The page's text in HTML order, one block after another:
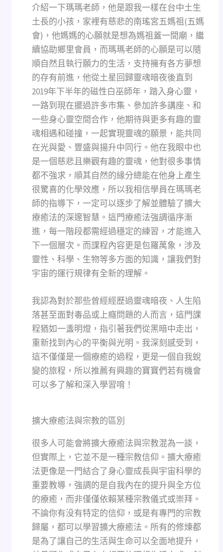
介紹一下瑪瑪老師，他是跟我一樣在台中土生
土長的小孩，家裡有慈悲的南瑤宮五媽祖(五媽
會)，他媽媽的心願就是想為媽祖蓋一間廟，繼
續協助鄉里會員，而瑪瑪老師的心願是可以隨
順自然且執行願力的生活，支持擁有各方夢想
的存有前進，他從土星回歸靈魂暗夜後直到
2019年下半年的磁性白巫師年，踏入身心靈，
一路到現在擺過許多市集、參加許多講座、和
一些身心靈空間合作，他期待與更多有趣的靈
魂相遇和碰撞，一起實現靈魂的願景，能共同
在光與愛、豐盛與揚升中同行。他在我眼中也
是一個慈悲且樂觀有趣的靈魂，他對很多事情
都不強求，順其自然的緣分總能在他身上產生
很驚喜的化學效應，所以我相信學員在瑪瑪老
師的指導下，一定可以逐步了解並體驗了擴大
療癒法的深邃智慧。這門療癒法強調循序漸
進，每一階段都需經過穩定的練習，才能進入
下一個層次。而課程內容更是包羅萬象，涉及
靈性、科學、生物等多方面的知識，讓我們對
宇宙的運行規律有全新的理解。
我認為對於那些曾經經歷過靈魂暗夜、人生陷
落甚至面對毒品或上癮問題的人而言，這門課
程猶如一盞明燈，指引著我們從黑暗中走出，
重新找到內心的平衡與光明。我深刻感受到，
這不僅僅是一個療癒的過程，更是一個自我蛻
變的旅程，所以推薦有興趣的寶寶們若有機會
可以多了解和深入學習唷！
擴大療癒法與宗教的區別
很多人可能會將擴大療癒法與宗教混為一談，
但實際上，它並不是一種宗教信仰。擴大療癒
法更像是一門結合了身心靈成長與宇宙科學的
重要教導，強調的是自我內在的提升與全方位
的療癒，而非僅僅依賴某種宗教儀式或崇拜。
不論你有没有特定的信仰，或是有專門的宗教
歸屬，都可以學習擴大療癒法。所有的修煉都
是為了讓自己的生活與生命可以全面地提升，